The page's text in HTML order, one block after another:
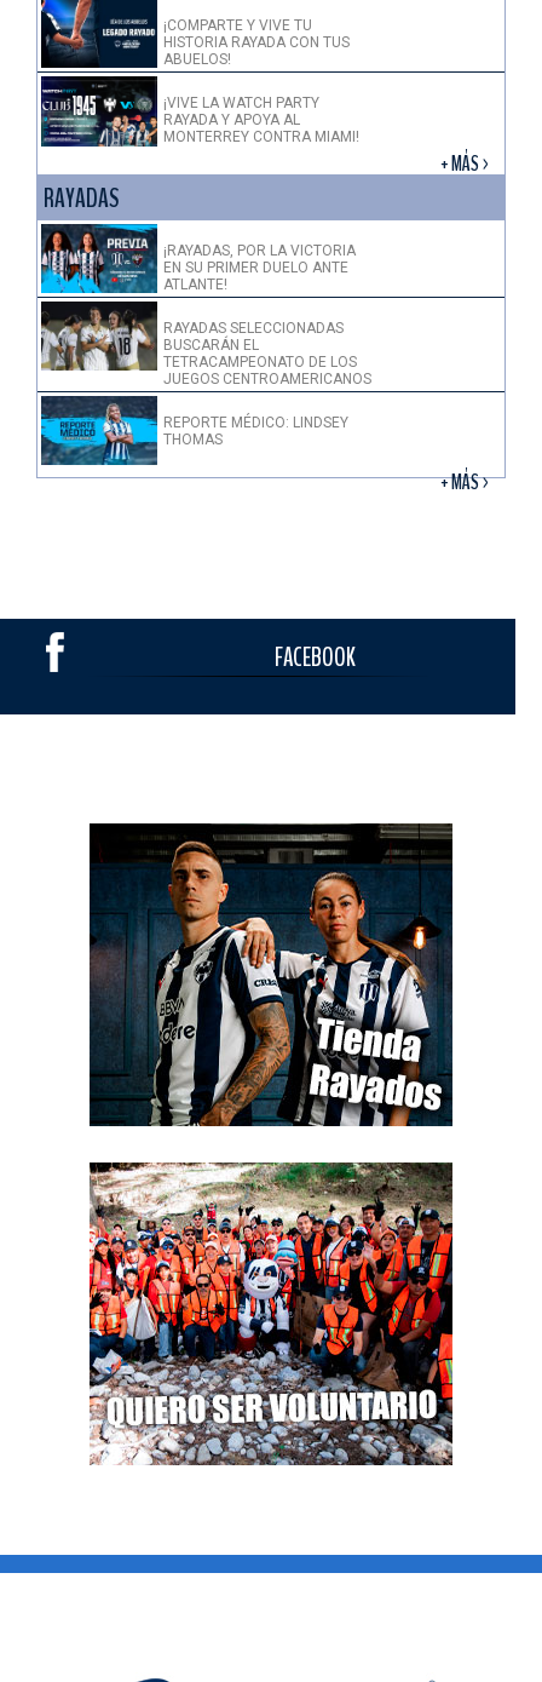
¡COMPARTE Y VIVE TU
HISTORIA RAYADA CON TUS
ABUELOS!
¡VIVE LA WATCH PARTY
RAYADA Y APOYA AL
MONTERREY CONTRA MIAMI!
+ MÁS >
RAYADAS
¡RAYADAS, POR LA VICTORIA
EN SU PRIMER DUELO ANTE
ATLANTE!
RAYADAS SELECCIONADAS
BUSCARÁN EL
TETRACAMPEONATO DE LOS
JUEGOS CENTROAMERICANOS
REPORTE MÉDICO: LINDSEY
THOMAS
+ MÁS >
FACEBOOK